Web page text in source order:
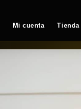
Mi cuenta Tienda